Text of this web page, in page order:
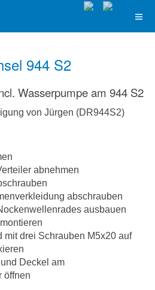
944 S2
Wasserpumpe am 944 S2
von Jürgen (DR944S2)
abnehmen
abschrauben
ausbauen
mit drei Schrauben M5x20 auf
Deckel am
öffnen